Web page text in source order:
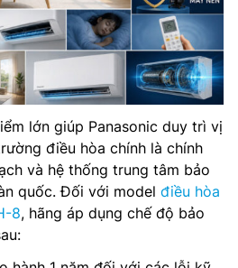
lớn giúp Panasonic duy trì vị
điều hòa chính là chính
và hệ thống trung tâm bảo
quốc. Đối với model điều hòa
8, hãng áp dụng chế độ bảo